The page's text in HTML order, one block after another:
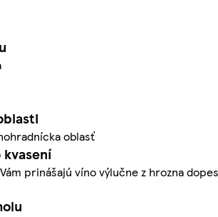
oblasť
prinášajú víno výlučne z hrozna